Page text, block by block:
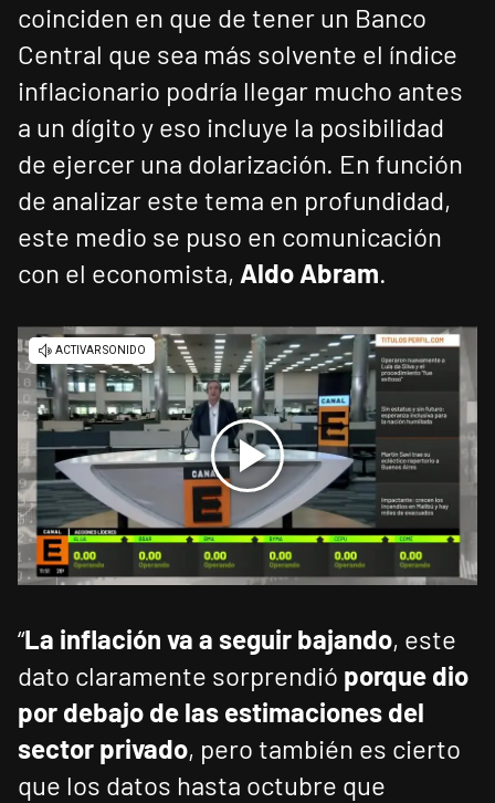
coinciden en que de tener un Banco
Central que sea más solvente el índice
inflacionario podría llegar mucho antes
a un dígito y eso incluye la posibilidad
de ejercer una dolarización. En función
de analizar este tema en profundidad,
este medio se puso en comunicación
con el economista, Aldo Abram.
“La inflación va a seguir bajando, este
dato claramente sorprendió porque dio
por debajo de las estimaciones del
sector privado, pero también es cierto
que los datos hasta octubre que